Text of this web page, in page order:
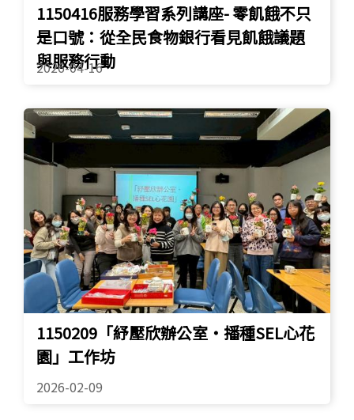
1150416服務學習系列講座- 零飢餓不只
是口號：從全民食物銀行看見飢餓議題
與服務行動
2026-04-16
1150209「紓壓欣辦公室・播種SEL心花
園」工作坊
2026-02-09